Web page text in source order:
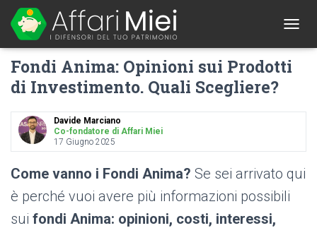
O
G
N
G
A
Fondi Anima: Opinioni sui Prodotti
di Investimento. Quali Scegliere?
Davide Marciano
Co-fondatore di Affari Miei
17 Giugno 2025
Come vanno i Fondi Anima? Se sei arrivato qui
è perché vuoi avere più informazioni possibili
sui fondi Anima: opinioni, costi, interessi,